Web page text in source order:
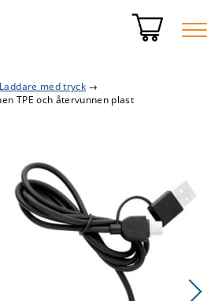
Laddare med tryck →
TPE och återvunnen plast